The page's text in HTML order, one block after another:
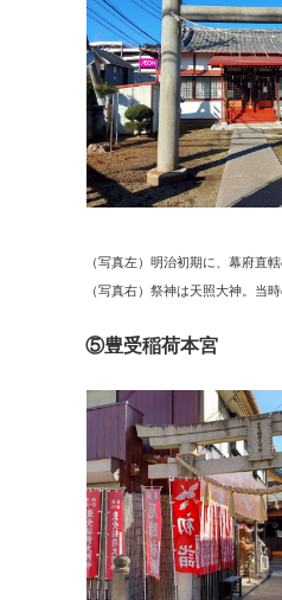
（写真左）明治初期に、幕府直
（写真右）祭神は天照大神。当
⑤豊受稲荷本宮